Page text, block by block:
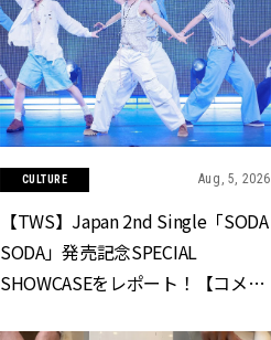
CULTURE Aug, 5, 2026
【TWS】Japan 2nd Single「SODA
SODA」発売記念SPECIAL
SHOWCASEをレポート！【コメン